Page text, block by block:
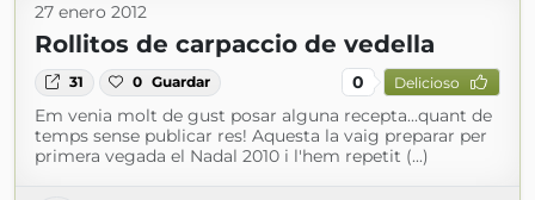
27 enero 2012
Rollitos de carpaccio de vedella
31 0 Guardar 0 Delicioso
Em venia molt de gust posar alguna recepta...quant de
temps sense publicar res! Aquesta la vaig preparar per
primera vegada el Nadal 2010 i l'hem repetit (...)